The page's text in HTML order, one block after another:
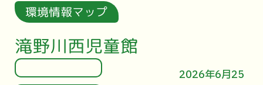
環境情報マップ
滝野川西児童館
2026年6月25